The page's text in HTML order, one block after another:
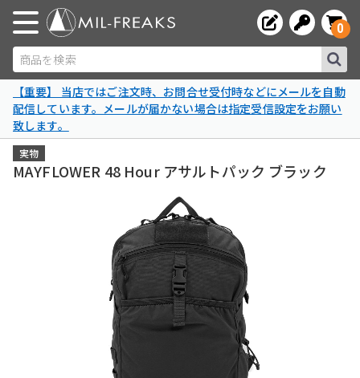
商品を検索
0
【重要】 当店ではご注文時、お問合せ受付時などにメールを自動
配信しています。メールが届かない場合は指定受信設定をお願い
致します。
実物
MAYFLOWER 48 Hour アサルトパック ブラック